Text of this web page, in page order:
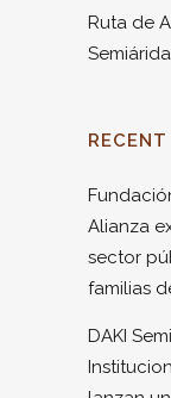
Ruta de
Alianza
sector
familias
DAKI